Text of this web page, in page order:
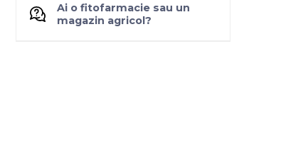
Ai o fitofarmacie sau un
magazin agricol?